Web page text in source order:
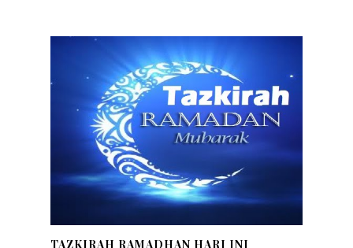
TAZKIRAH RAMADHAN HARI INI